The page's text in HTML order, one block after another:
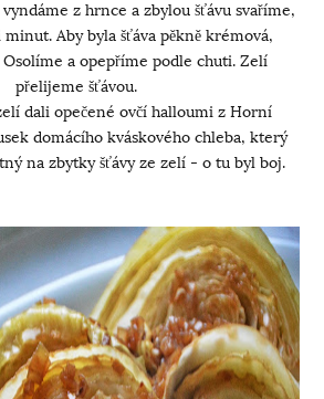
z hrnce a zbylou šťávu svaříme,
Aby byla šťáva pěkně krémová,
a opepříme podle chuti. Zelí
přelijeme šťávou.
dali opečené ovčí halloumi z Horní
domácího kváskového chleba, který
na zbytky šťávy ze zelí - o tu byl boj.